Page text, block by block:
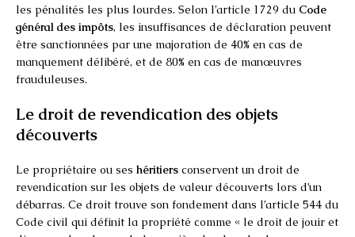
les pénalités les plus lourdes. Selon l’article 1729 du Code
général des impôts, les insuffisances de déclaration peuvent
être sanctionnées par une majoration de 40% en cas de
manquement délibéré, et de 80% en cas de manœuvres
frauduleuses.
Le droit de revendication des objets
découverts
Le propriétaire ou ses héritiers conservent un droit de
revendication sur les objets de valeur découverts lors d’un
débarras. Ce droit trouve son fondement dans l’article 544 du
Code civil qui définit la propriété comme « le droit de jouir et